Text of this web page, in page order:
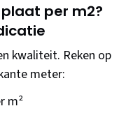
per m2?
kwaliteit. Reken op
meter:
m²